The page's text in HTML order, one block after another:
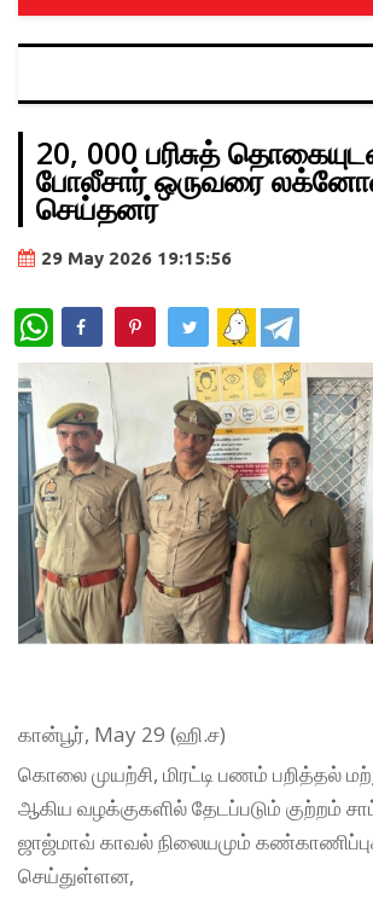
20, 000 பரிசுத்
போலீசார் ஒருவரை
செய்தனர்
29 May 2026 19:15:56
WhatsApp
கான்பூர், May 29 (ஹி.ச)
கொலை முயற்சி, மிரட்டி பணம் பறித்தல்
ஆகிய வழக்குகளில் தேடப்படும் குற்றம்
ஜாஜ்மாவ் காவல் நிலையமும்
செய்துள்ளன,